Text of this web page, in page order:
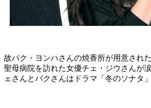
故パク・ヨンハさんの焼香所が用意され
聖母病院を訪れた女優チェ・ジウさんが
ェさんとパクさんはドラマ「冬のソナタ